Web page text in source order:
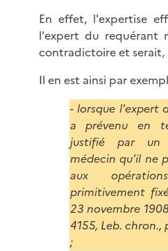
En effet, l'expertise
l'expert du requérant
contradictoire et serait,
Il en est ainsi par
- lorsque l'expert
a prévenu en
justifié par un
médecin qu'il ne
aux
primitivement
23 novembre
4155, Leb. chron.,
;